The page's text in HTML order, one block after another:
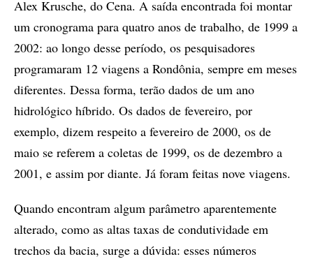
Alex Krusche, do Cena. A saída encontrada foi montar
um cronograma para quatro anos de trabalho, de 1999 a
2002: ao longo desse período, os pesquisadores
programaram 12 viagens a Rondônia, sempre em meses
diferentes. Dessa forma, terão dados de um ano
hidrológico híbrido. Os dados de fevereiro, por
exemplo, dizem respeito a fevereiro de 2000, os de
maio se referem a coletas de 1999, os de dezembro a
2001, e assim por diante. Já foram feitas nove viagens.
Quando encontram algum parâmetro aparentemente
alterado, como as altas taxas de condutividade em
trechos da bacia, surge a dúvida: esses números